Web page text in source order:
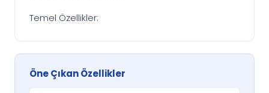
Temel Özellikler:
Öne Çıkan Özellikler